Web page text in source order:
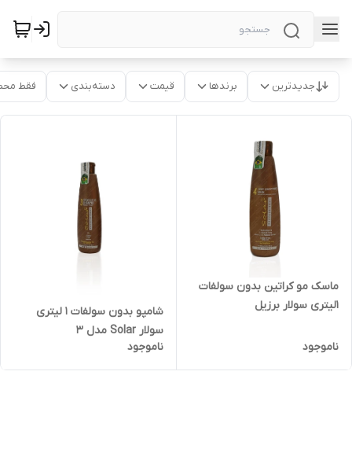
جدیدترین برندها قیمت دسته‌بندی فقط
ماسک مو کراتین بدون سولفات
1لیتری سولار برزیل
ناموجود
شامپو بدون سولفات 1 لیتری
سولار Solar مدل 3
PROTECTING
ناموجود